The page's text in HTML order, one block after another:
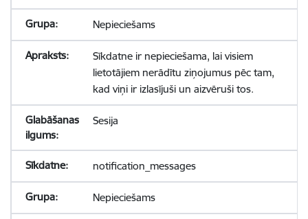
Nepieciešams
Sīkdatne ir nepieciešama, lai visiem
lietotājiem nerādītu ziņojumus pēc tam,
kad viņi ir izlasījuši un aizvēruši tos.
Sesija
notification_messages
Nepieciešams